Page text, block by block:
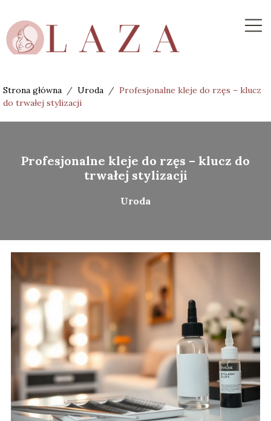
Strona główna / Uroda / Profesjonalne kleje do rzęs – klucz
do trwałej stylizacji
Profesjonalne kleje do rzęs – klucz do
trwałej stylizacji
Uroda